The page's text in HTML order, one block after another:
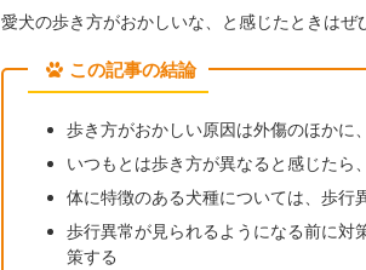
愛犬の歩き方がおかしいな、と感じたときはぜ
この記事の結論
歩き方がおかしい原因は外傷のほかに
いつもとは歩き方が異なると感じたら
体に特徴のある犬種については、歩行
歩行異常が見られるようになる前に対
策する